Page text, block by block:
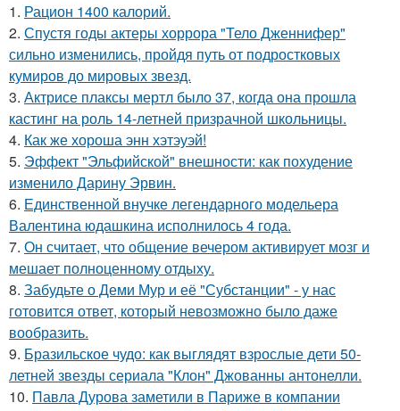
1. Рацион 1400 калорий.
2. Спустя годы актеры хоррора "Тело Дженнифер"
сильно изменились, пройдя путь от подростковых
кумиров до мировых звезд.
3. Актрисе плаксы мертл было 37, когда она прошла
кастинг на роль 14-летней призрачной школьницы.
4. Как же хороша энн хэтэуэй!
5. Эффект "Эльфийской" внешности: как похудение
изменило Дарину Эрвин.
6. Единственной внучке легендарного модельера
Валентина юдашкина исполнилось 4 года.
7. Он считает, что общение вечером активирует мозг и
мешает полноценному отдыху.
8. Забудьте о Деми Мур и её "Субстанции" - у нас
готовится ответ, который невозможно было даже
вообразить.
9. Бразильское чудо: как выглядят взрослые дети 50-
летней звезды сериала "Клон" Джованны антонелли.
10. Павла Дурова заметили в Париже в компании